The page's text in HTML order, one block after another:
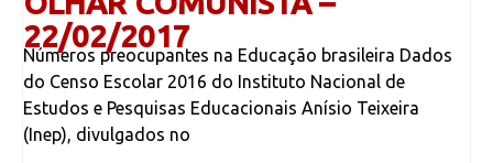
22/02/2017
Números preocupantes na Educação brasileira Dados
do Censo Escolar 2016 do Instituto Nacional de
Estudos e Pesquisas Educacionais Anísio Teixeira
(Inep), divulgados no